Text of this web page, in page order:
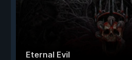
Eternal Evil